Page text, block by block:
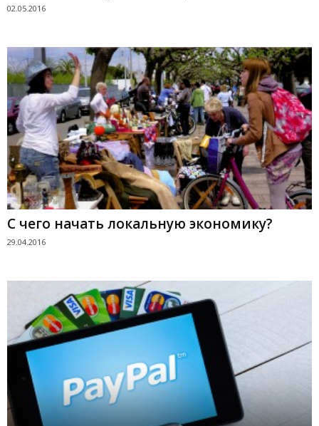
02.05.2016
С чего начать локальную экономику?
29.04.2016